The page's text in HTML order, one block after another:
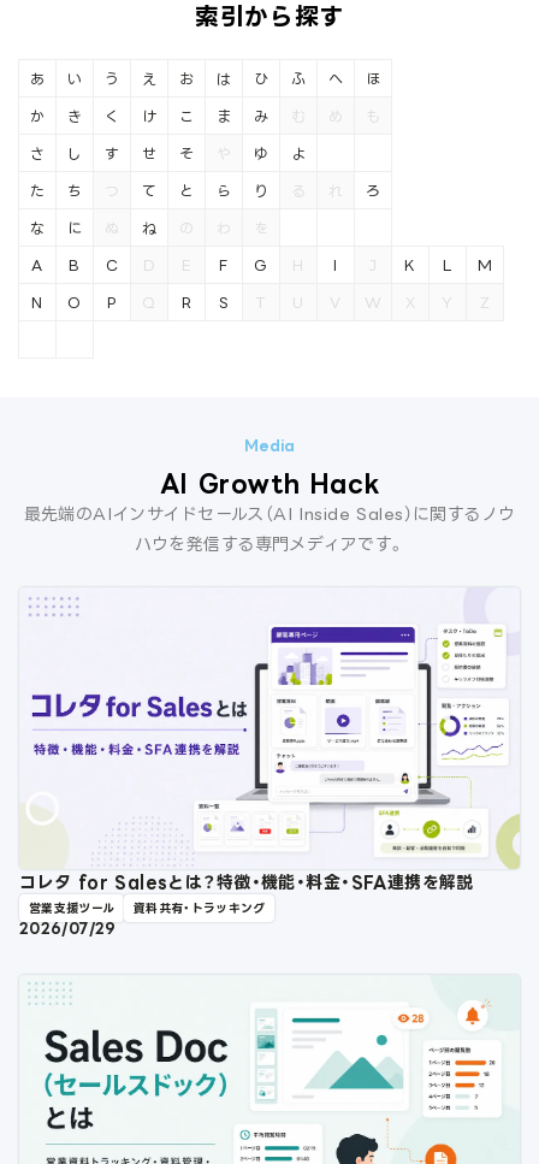
索引から探す
あ い う え お
か き く け こ
さ し す せ そ
た ち つ て と
な に ぬ ね の
は ひ ふ へ ほ
ま み む め も
や ゆ よ
ら り る れ ろ
わ を
A B C D E F G H I J K L M
N O P Q R S T U V W X Y Z
AI Growth Hack
最先端のAIインサイドセールス（AI Inside Sales）に関するノウ
ハウを発信する専門メディアです。
コレタ for Salesとは？特徴・機能・料金・SFA連携を解説
営業支援ツール 資料共有・トラッキング
2026/07/29